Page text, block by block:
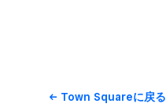
Town Squareに​戻る